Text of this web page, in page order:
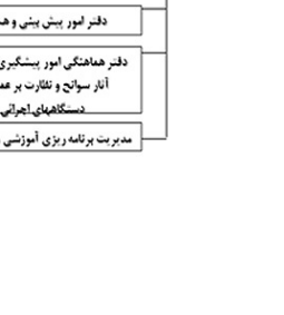
رونمایی رسمی IM LS9 لوکس‌ترین EREV در